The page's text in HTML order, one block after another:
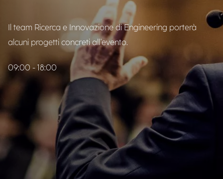
Il team Ricerca e Innovazione di Engineering porterà
alcuni progetti concreti all'evento.
09:00 - 18:00